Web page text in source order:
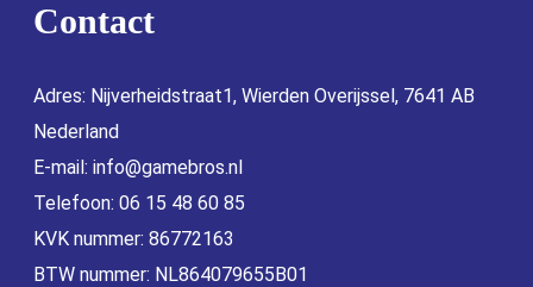
Contact
Adres: Nijverheidstraat1, Wierden Overijssel, 7641 AB
Nederland
E-mail: info@gamebros.nl
Telefoon: 06 15 48 60 85
KVK nummer: 86772163
BTW nummer: NL864079655B01